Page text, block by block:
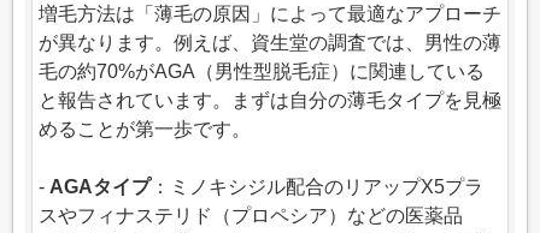
増毛方法は「薄毛の原因」によって最適なアプローチ
が異なります。例えば、資生堂の調査では、男性の薄
毛の約70%がAGA（男性型脱毛症）に関連している
と報告されています。まずは自分の薄毛タイプを見極
めることが第一歩です。
- AGAタイプ：ミノキシジル配合のリアップX5プラ
スやフィナステリド（プロペシア）などの医薬品